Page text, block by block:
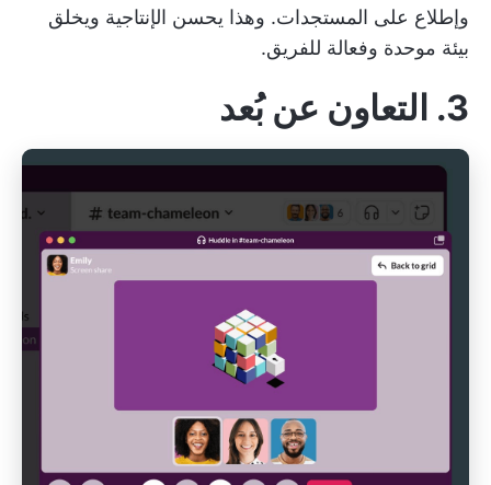
وإطلاع على المستجدات. وهذا يحسن الإنتاجية ويخلق
بيئة موحدة وفعالة للفريق.
3. التعاون عن بُعد